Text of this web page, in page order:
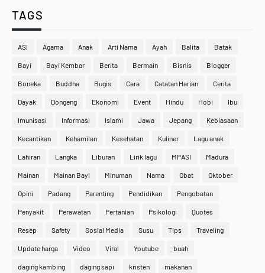
TAGS
ASI Agama Anak Arti Nama Ayah Balita Batak
Bayi Bayi Kembar Berita Bermain Bisnis Blogger
Boneka Buddha Bugis Cara Catatan Harian Cerita
Dayak Dongeng Ekonomi Event Hindu Hobi Ibu
Imunisasi Informasi Islami Jawa Jepang Kebiasaan
Kecantikan Kehamilan Kesehatan Kuliner Lagu anak
Lahiran Langka Liburan Lirik lagu MPASI Madura
Mainan Mainan Bayi Minuman Nama Obat Oktober
Opini Padang Parenting Pendidikan Pengobatan
Penyakit Perawatan Pertanian Psikologi Quotes
Resep Safety Sosial Media Susu Tips Traveling
Update harga Video Viral Youtube buah
daging kambing daging sapi kristen makanan